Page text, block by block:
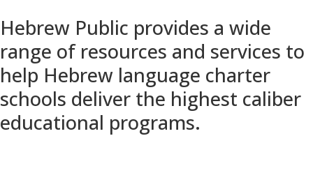
Hebrew Public provides a wide
range of resources and services to
help Hebrew language charter
schools deliver the highest caliber
educational programs.